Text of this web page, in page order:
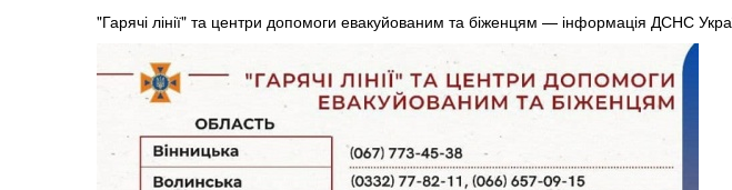
"Гарячі лінії" та центри допомоги евакуйованим та біженцям — інформація ДСНС